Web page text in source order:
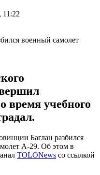
11:22
время учебного
Баглан разбился
А-29. Об этом в
TOLONews со ссылкой